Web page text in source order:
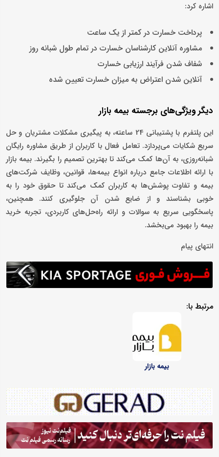
اشاره کرد:
پرداخت خسارت در کمتر از یک ساعت
مشاوره آنلاین کارشناسان خسارت در تمام طول شبانه روز
شفاف شدن فرآیند ارزیابی خسارت
آنلاین شدن اعتراض به میزان خسارت تعیین شده
دیگر ویژگی‌های برجسته بیمه بازار
این پلتفرم با پشتیبانی 24 ساعته، به پیگیری مشکلات مشتریان و حل
سریع شکایات می‌پردازد. تعامل فعال با کاربران از طریق مشاوره رایگان
شبانه‌روزی، به آن‌ها کمک می‌کند تا بهترین تصمیم را بگیرند. بیمه بازار
با ارائه اطلاعات جامع درباره انواع بیمه‌ها، قوانین، وظایف شرکت‌های
بیمه و تفاوت پوشش‌ها به کاربران کمک می‌کند تا حقوق خود را به
خوبی بشناسند و از ضایع شدن آن جلوگیری کنند. همچنین،
پاسخگویی سریع به سوالات و ارائه راه‌حل‌های کاربردی، تجربه خرید
بیمه را بهبود می‌بخشد.
انتهای پیام
مرتبط با:
بیمه بازار